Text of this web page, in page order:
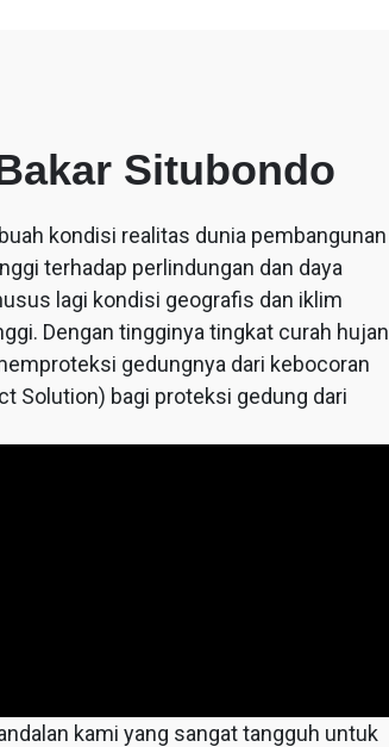
Situbondo
kondisi realitas dunia pembangunan
terhadap perlindungan dan daya
lagi kondisi geografis dan iklim
Dengan tingginya tingkat curah hujan
gedungnya dari kebocoran
Solution) bagi proteksi gedung dari
kami yang sangat tangguh untuk